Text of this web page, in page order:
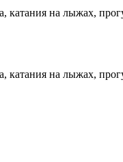
катания на лыжах,
катания на лыжах,